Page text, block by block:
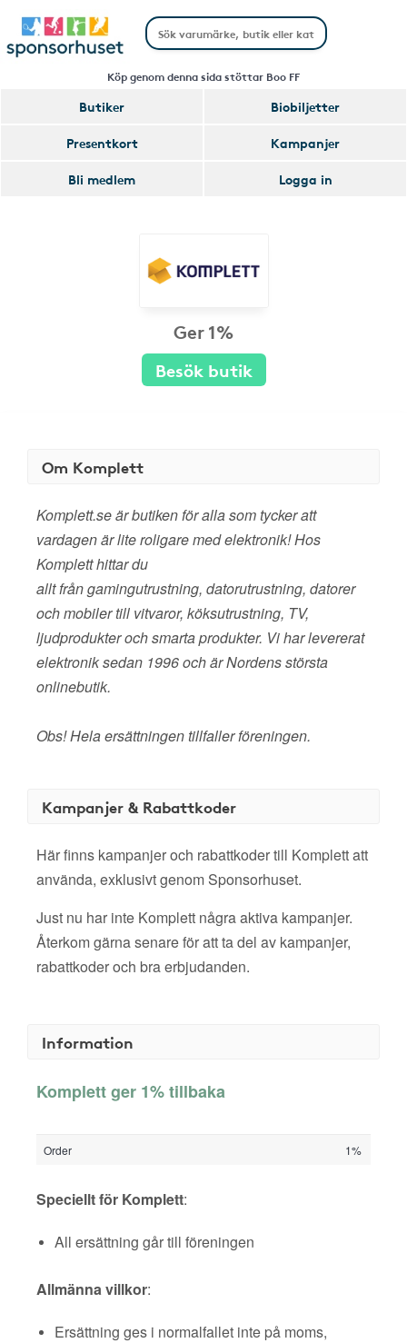
Köp genom denna sida stöttar Boo FF
Butiker
Biobiljetter
Presentkort
Kampanjer
Bli medlem
Logga in
Ger 1%
Besök butik
Om Komplett
Komplett.se är butiken för alla som tycker att
vardagen är lite roligare med elektronik! Hos
Komplett hittar du
allt från gamingutrustning, datorutrustning, datorer
och mobiler till vitvaror, köksutrustning, TV,
ljudprodukter och smarta produkter. Vi har levererat
elektronik sedan 1996 och är Nordens största
onlinebutik.
Obs! Hela ersättningen tillfaller föreningen.
Kampanjer & Rabattkoder
Här finns kampanjer och rabattkoder till Komplett att
använda, exklusivt genom Sponsorhuset.
Just nu har inte Komplett några aktiva kampanjer.
Återkom gärna senare för att ta del av kampanjer,
rabattkoder och bra erbjudanden.
Information
Komplett ger 1% tillbaka
Order 1%
Speciellt för Komplett:
All ersättning går till föreningen
Allmänna villkor:
Ersättning ges i normalfallet inte på moms,